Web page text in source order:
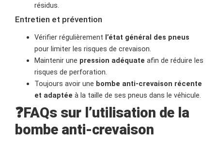
résidus.
Entretien et prévention
Vérifier régulièrement l’état général des pneus
pour limiter les risques de crevaison.
Maintenir une pression adéquate afin de réduire les
risques de perforation.
Toujours avoir une bombe anti-crevaison récente
et adaptée à la taille de ses pneus dans le véhicule.
❓FAQs sur l’utilisation de la
bombe anti-crevaison